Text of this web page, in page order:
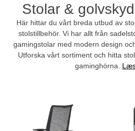
Stolar &
Här hittar du vårt breda utbud av
stolstillbehör. Vi har allt från
gamingstolar med modern design
Utforska vårt sortiment och hitta
gaminghörna.